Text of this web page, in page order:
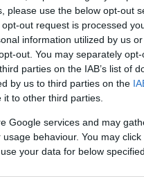
please use the below opt-out
out request is processed
information utilized by us
out. You may separately
parties on the IAB’s list of
by us to third parties on the
to other third parties.
Google services and may
behaviour. You may
your data for below
készült, de első ásatása
amatőr képzőművész
után A Gézagyerek című
van jelen későbbi